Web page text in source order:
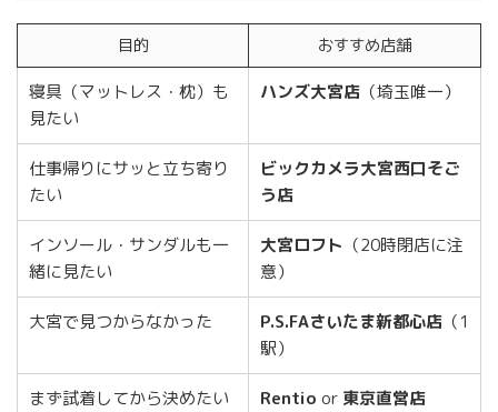
目的 おすすめ店舗
寝具（マットレス・枕）も
見たい
ハンズ大宮店 （埼玉唯一）
仕事帰りにサッと立ち寄り
たい
ビックカメラ大宮西口そご
う店
インソール・サンダルも一
緒に見たい
大宮ロフト （20時閉店に注
意）
大宮で見つからなかった P.S.FAさいたま新都心店 （1
駅）
まず試着してから決めたい Rentio or 東京直営店